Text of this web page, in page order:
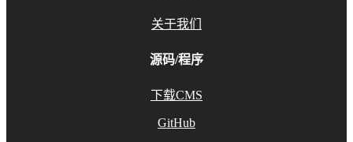
关于我们
源码/程序
下载CMS
GitHub